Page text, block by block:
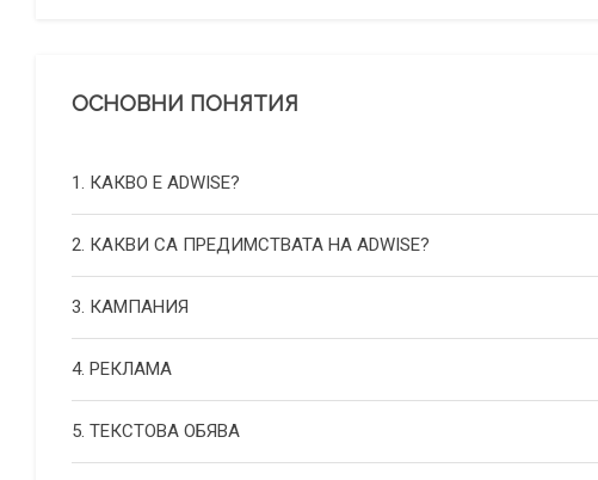
ОСНОВНИ ПОНЯТИЯ
1. КАКВО Е ADWISE?
2. КАКВИ СА ПРЕДИМСТВАТА НА ADWISE?
3. КАМПАНИЯ
4. РЕКЛАМА
5. ТЕКСТОВА ОБЯВА